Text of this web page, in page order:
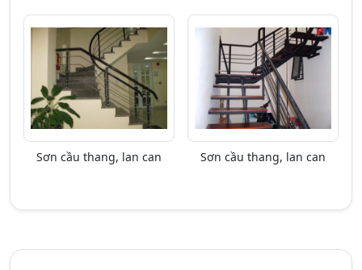
Sơn cầu thang, lan can Sơn cầu thang, lan can